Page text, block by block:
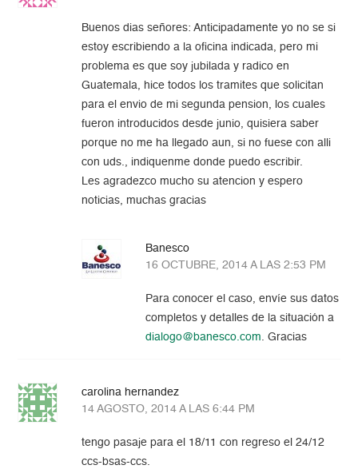
Buenos dias señores: Anticipadamente yo no se si
estoy escribiendo a la oficina indicada, pero mi
problema es que soy jubilada y radico en
Guatemala, hice todos los tramites que solicitan
para el envio de mi segunda pension, los cuales
fueron introducidos desde junio, quisiera saber
porque no me ha llegado aun, si no fuese con alli
con uds., indiquenme donde puedo escribir.
Les agradezco mucho su atencion y espero
noticias, muchas gracias
Banesco
16 OCTUBRE, 2014 A LAS 2:53 PM
Para conocer el caso, envíe sus datos
completos y detalles de la situación a
dialogo@banesco.com. Gracias
carolina hernandez
14 AGOSTO, 2014 A LAS 6:44 PM
tengo pasaje para el 18/11 con regreso el 24/12
ccs-bsas-ccs.